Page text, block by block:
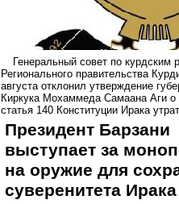
Генеральный совет по курдским
Регионального правительства
августа отклонил утверждение
Киркука Мохаммеда Самаана Аги о
статья 140 Конституции Ирака
Президент Барзани
выступает за
на оружие для
суверенитета Ирака